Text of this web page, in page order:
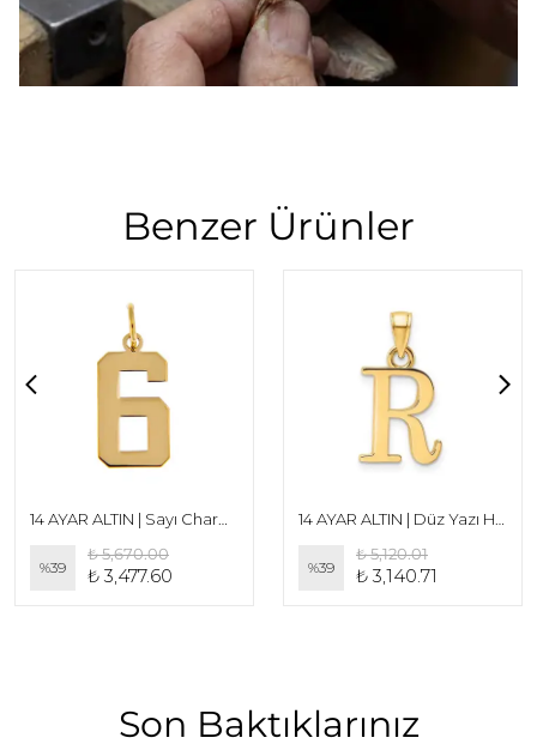
Benzer Ürünler
%39
₺ 5,670.00
₺ 3,477.60 %39
₺ 5,120.01
₺ 3,140.71
Son Baktıklarınız